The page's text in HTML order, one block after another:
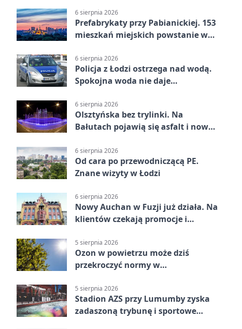
6 sierpnia 2026
Prefabrykaty przy Pabianickiej. 153
mieszkań miejskich powstanie w
6 sierpnia 2026
Policja z Łodzi ostrzega nad wodą.
Spokojna woda nie daje
6 sierpnia 2026
Olsztyńska bez trylinki. Na
Bałutach pojawią się asfalt i nowe
6 sierpnia 2026
Od cara po przewodniczącą PE.
Znane wizyty w Łodzi
6 sierpnia 2026
Nowy Auchan w Fuzji już działa. Na
klientów czekają promocje i
5 sierpnia 2026
Ozon w powietrzu może dziś
przekroczyć normy w
5 sierpnia 2026
Stadion AZS przy Lumumby zyska
zadaszoną trybunę i sportowe